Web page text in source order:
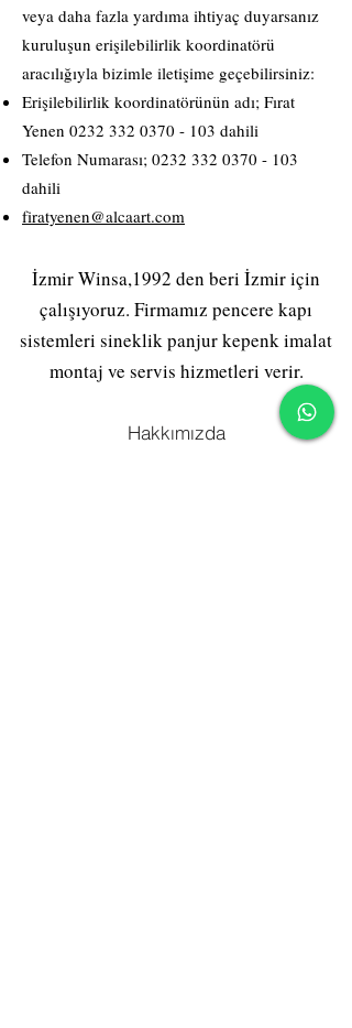
veya daha fazla yardıma ihtiyaç duyarsanız
kuruluşun erişilebilirlik koordinatörü
aracılığıyla bizimle iletişime geçebilirsiniz:
Erişilebilirlik koordinatörünün adı; Fırat
Yenen 0232 332 0370 - 103 dahili
Telefon Numarası; 0232 332 0370 - 103
dahili
firatyenen@alcaart.com
İzmir Winsa,1992 den beri İzmir için
çalışıyoruz. Firmamız pencere kapı
sistemleri sineklik panjur kepenk imalat
montaj ve servis hizmetleri verir.
Hakkımızda